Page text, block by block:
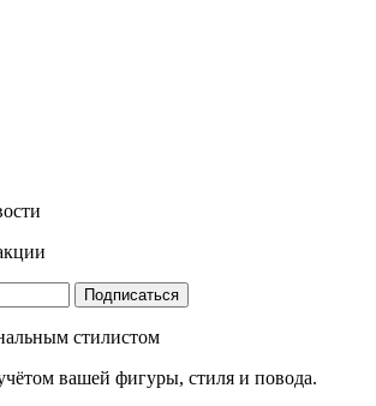
Подписаться
стилистом
вашей фигуры, стиля и повода.